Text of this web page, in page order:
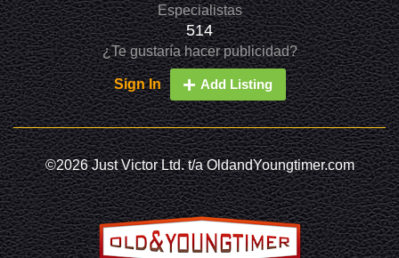
Especialistas
514
¿Te gustaría hacer publicidad?
Sign In Add Listing
©2026 Just Victor Ltd. t/a OldandYoungtimer.com